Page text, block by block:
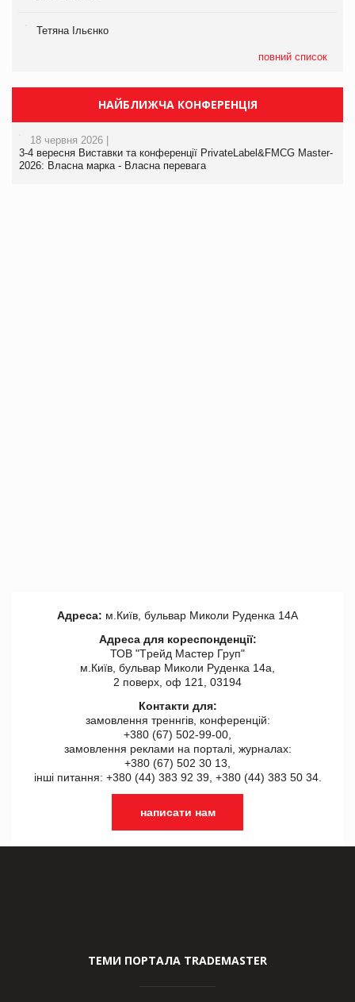
Тетяна Ільєнко
повний список
НАЙБЛИЖЧА КОНФЕРЕНЦІЯ
18 червня 2026 |
3-4 вересня Виставки та конференції PrivateLabel&FMCG Master-
2026: Власна марка - Власна перевага
Адреса: м.Київ, бульвар Миколи Руденка 14А
Адреса для кореспонденції:
ТОВ "Tрейд Мастер Груп"
м.Київ, бульвар Миколи Руденка 14а,
2 поверх, оф 121, 03194
Контакти для:
замовлення треннгів, конференцій:
+380 (67) 502-99-00,
замовлення реклами на порталі, журналах:
+380 (67) 502 30 13,
інші питання: +380 (44) 383 92 39, +380 (44) 383 50 34.
написати нам
ТЕМИ ПОРТАЛА TRADEMASTER